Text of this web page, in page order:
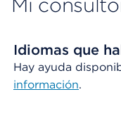
Mi
Idiomas que
Hay ayuda
información.